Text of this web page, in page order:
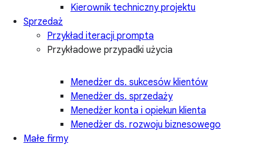
Kierownik techniczny projektu
Sprzedaż
Przykład iteracji prompta
Przykładowe przypadki użycia
Menedżer ds. sukcesów klientów
Menedżer ds. sprzedaży
Menedżer konta i opiekun klienta
Menedżer ds. rozwoju biznesowego
Małe firmy